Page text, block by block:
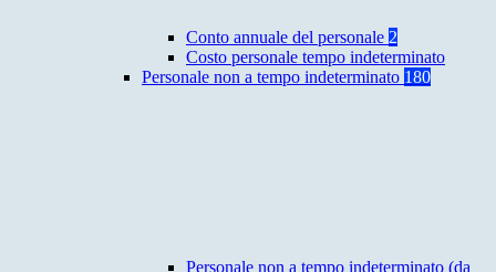
Conto annuale del personale 2
Costo personale tempo indeterminato
Personale non a tempo indeterminato 180
Personale non a tempo indeterminato (da